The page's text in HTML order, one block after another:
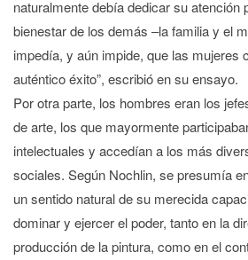
naturalmente debía dedicar su atención
bienestar de los demás –la familia y el
impedía, y aún impide, que las mujeres
auténtico éxito”, escribió en su ensayo.
Por otra parte, los hombres eran los
de arte, los que mayormente
intelectuales y accedían a los más
sociales. Según Nochlin, se presumía
un sentido natural de su merecida
dominar y ejercer el poder, tanto en la
producción de la pintura, como en el